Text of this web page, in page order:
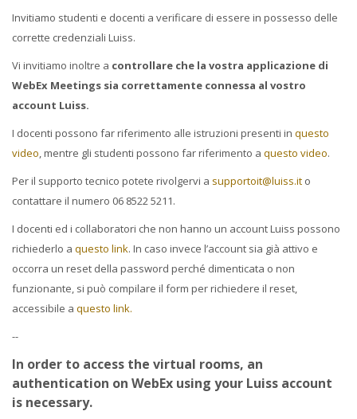
Invitiamo studenti e docenti a verificare di essere in possesso delle
corrette credenziali Luiss.
Vi invitiamo inoltre a controllare che la vostra applicazione di
WebEx Meetings sia correttamente connessa al vostro
account Luiss.
I docenti possono far riferimento alle istruzioni presenti in questo
video, mentre gli studenti possono far riferimento a questo video.
Per il supporto tecnico potete rivolgervi a supportoit@luiss.it o
contattare il numero 06 8522 5211.
I docenti ed i collaboratori che non hanno un account Luiss possono
richiederlo a questo link. In caso invece l’account sia già attivo e
occorra un reset della password perché dimenticata o non
funzionante, si può compilare il form per richiedere il reset,
accessibile a questo link.
--
In order to access the virtual rooms, an
authentication on WebEx using your Luiss account
is necessary.